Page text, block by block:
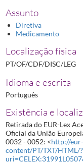
Assunto
Diretiva
Medicamento
Localização física
PT/OF/CDF/DISC/LEG
Idioma e escrita
Português
Existência e
Retirada do EUR-Lex
Oficial da União
0032 - 0052: <http://
content/PT/TXT/HTML/?